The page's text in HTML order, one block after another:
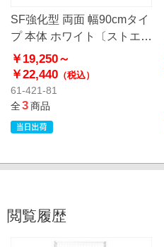
SF強化型 両面 幅90cmタイ
プ 本体 ホワイト〔ストエキ
オリジナル〕
￥19,250～
￥22,440 （税込）
61-421-81
全3商品
閲覧履歴